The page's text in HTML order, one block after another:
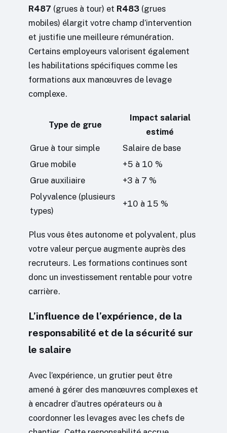
R487 (grues à tour) et R483 (grues
mobiles) élargit votre champ d’intervention
et justifie une meilleure rémunération.
Certains employeurs valorisent également
les habilitations spécifiques comme les
formations aux manœuvres de levage
complexe.
Type de grue
Impact salarial
estimé
Grue à tour simple
Salaire de base
Grue mobile
+5 à 10 %
Grue auxiliaire
+3 à 7 %
Polyvalence (plusieurs
types)
+10 à 15 %
Plus vous êtes autonome et polyvalent, plus
votre valeur perçue augmente auprès des
recruteurs. Les formations continues sont
donc un investissement rentable pour votre
carrière.
L’influence de l’expérience, de la
responsabilité et de la sécurité sur
le salaire
Avec l’expérience, un grutier peut être
amené à gérer des manœuvres complexes et
à encadrer d’autres opérateurs ou à
coordonner les levages avec les chefs de